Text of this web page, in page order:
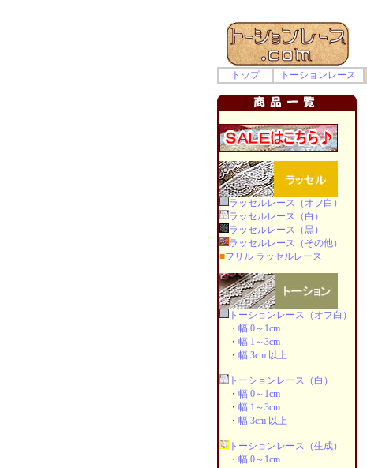
トップ
トーションレース
ラッセルレース（オフ白）
ラッセルレース（白）
ラッセルレース（黒）
ラッセルレース（その他）
■フリル ラッセルレース
トーションレース（オフ白）
・ 幅 0～1cm
・ 幅 1～3cm
・ 幅 3cm 以上
トーションレース（白）
・ 幅 0～1cm
・ 幅 1～3cm
・ 幅 3cm 以上
トーションレース（生成）
・ 幅 0～1cm